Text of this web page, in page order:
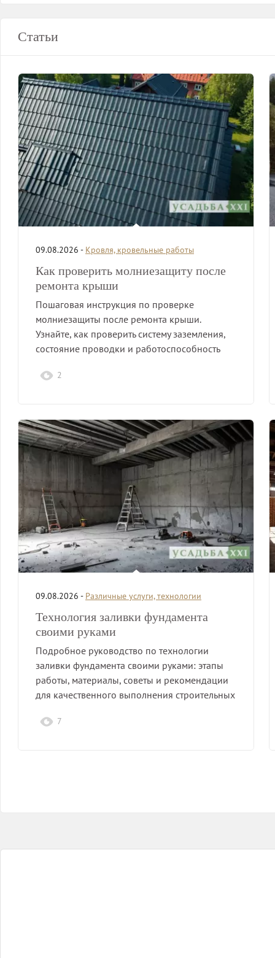
Статьи
09.08.2026 - Кровля, кровельные работы
Как проверить молниезащиту после
ремонта крыши
Пошаговая инструкция по проверке
молниезащиты после ремонта крыши.
Узнайте, как проверить систему заземления,
состояние проводки и работоспособность
2
09.08.2026 - Различные услуги, технологии
Технология заливки фундамента
своими руками
Подробное руководство по технологии
заливки фундамента своими руками: этапы
работы, материалы, советы и рекомендации
для качественного выполнения строительных
7